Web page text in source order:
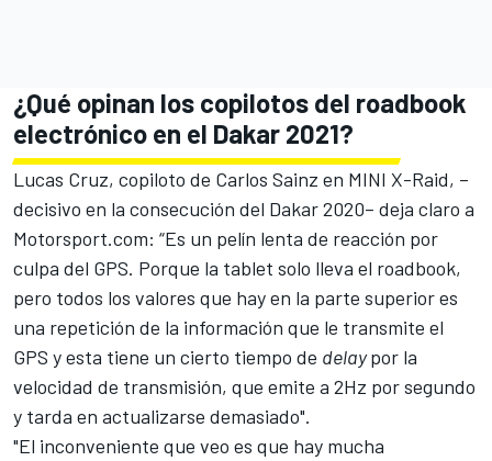
¿Qué opinan los copilotos del roadbook
electrónico en el Dakar 2021?
Lucas Cruz, copiloto de Carlos Sainz en MINI X-Raid, –
decisivo en la consecución del Dakar 2020– deja claro a
Motorsport.com: “Es un pelín lenta de reacción por
culpa del GPS. Porque la tablet solo lleva el roadbook,
pero todos los valores que hay en la parte superior es
una repetición de la información que le transmite el
GPS y esta tiene un cierto tiempo de delaypor la
velocidad de transmisión, que emite a 2Hz por segundo
y tarda en actualizarse demasiado".
"El inconveniente que veo es que hay mucha